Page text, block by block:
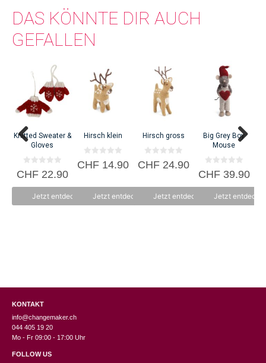
DAS KÖNNTE DIR AUCH
GEFALLEN
Knitted Sweater &
Gloves
0
v
CHF22.90
Jetzt entdecken
Hirsch klein
0
v
CHF14.90
Jetzt entdecken
Hirsch gross
0
v
CHF24.90
Jetzt entdecken
Big Grey Boy
Mouse
0
v
CHF39.90
Jetzt
KONTAKT
info@changemaker.ch
044 405 19 20
Mo - Fr 09:00 - 17:00 Uhr
FOLLOW US